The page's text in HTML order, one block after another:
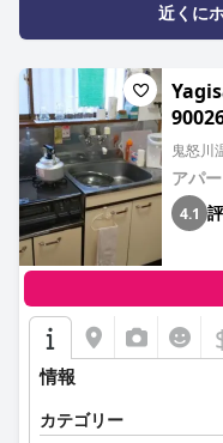
近くに
鬼怒川
アパ
4.1
情報
カテゴリー